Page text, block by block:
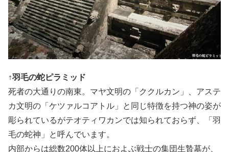
↑羽毛の蛇ピラミッド
死者の大通りの南東。マヤ文明の「ククルカン」、アステ
カ文明の「ケツァルコアトル」と同じ特徴を持つ神の姿が
彫られているがテオティワカンでは知られておらず、「羽
毛の蛇神」と呼んでいます。
内部からは総数200体以上におよぶ戦士の集団生贄墓が、